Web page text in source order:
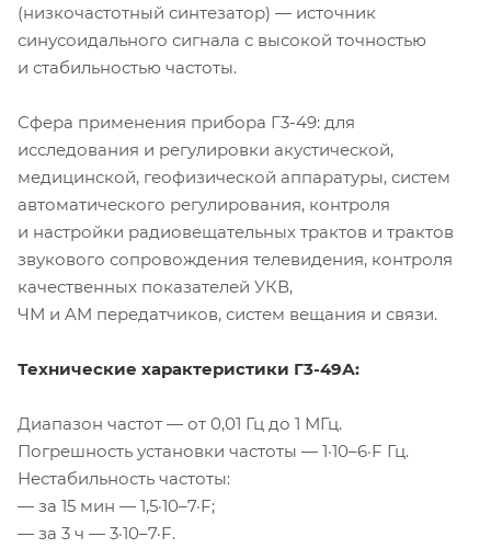
(низкочастотный синтезатор) — источник
синусоидального сигнала с высокой точностью
и стабильностью частоты.
Сфера применения прибора Г3-49: для
исследования и регулировки акустической,
медицинской, геофизической аппаратуры, систем
автоматического регулирования, контроля
и настройки радиовещательных трактов и трактов
звукового сопровождения телевидения, контроля
качественных показателей УКВ,
ЧМ и AM передатчиков, систем вещания и связи.
Технические характеристики Г3-49А:
Диапазон частот — от 0,01 Гц до 1 МГц.
Погрешность установки частоты — 1·10–6·F Гц.
Нестабильность частоты:
— за 15 мин — 1,5·10–7·F;
— за 3 ч — 3·10–7·F.